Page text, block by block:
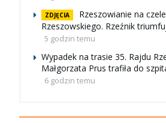
ZDJĘCIA
Rzeszowianie na
Rzeszowskiego. Rzeźnik
5 godzin temu
Wypadek na trasie 35. Rajdu
Małgorzata Prus trafiła do
6 godzin temu